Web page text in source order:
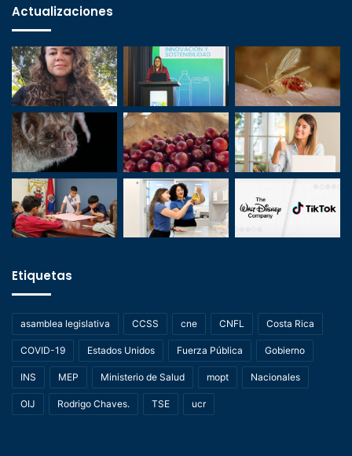
Actualizaciones
Etiquetas
asamblea legislativa CCSS cne CNFL Costa Rica
COVID-19 Estados Unidos Fuerza Pública Gobierno
INS MEP Ministerio de Salud mopt Nacionales
OIJ Rodrigo Chaves. TSE ucr